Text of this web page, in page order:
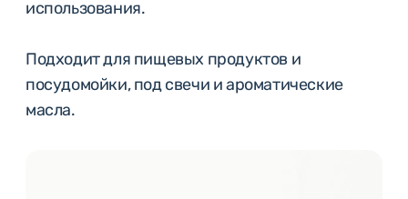
использования.
Подходит для пищевых продуктов и
посудомойки, под свечи и ароматические
масла.